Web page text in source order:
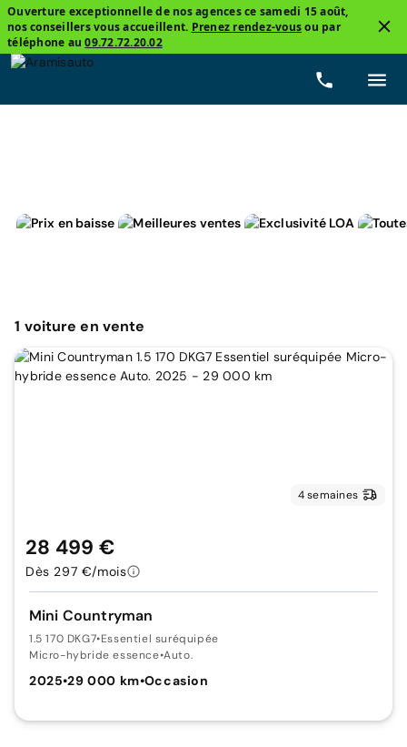
Ouverture exceptionnelle de nos agences ce samedi 15 août,
nos conseillers vous accueillent. Prenez rendez-vousou par
téléphone au09.72.72.20.02
Prix
1 voitureen vente
4 semaines
Mini Countryman
1.5 170 DKG7•Essentiel suréquipée
Micro-hybride essence•Auto.
2025•29 000 km•Occasion
28 499 €
Dès 297 €/mois